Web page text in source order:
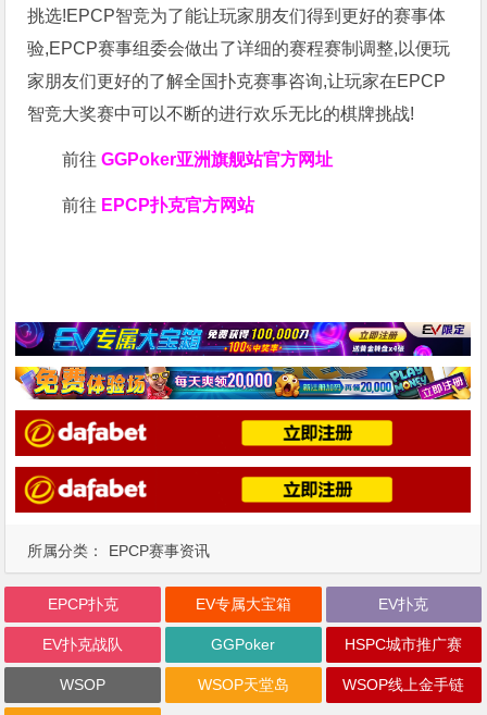
所属分类： EPCP赛事资讯
挑选!EPCP智竞为了能让玩家朋友们得到更好的赛事体
验,EPCP赛事组委会做出了详细的赛程赛制调整,以便玩
家朋友们更好的了解全国扑克赛事咨询,让玩家在EPCP
智竞大奖赛中可以不断的进行欢乐无比的棋牌挑战!
前往GGPoker亚洲旗舰站官方网址
前往 EPCP扑克官方网站
EPCP扑克 EV专属大宝箱 EV扑克
EV扑克战队 GGPoker HSPC城市推广赛
WSOP WSOP天堂岛 WSOP线上金手链